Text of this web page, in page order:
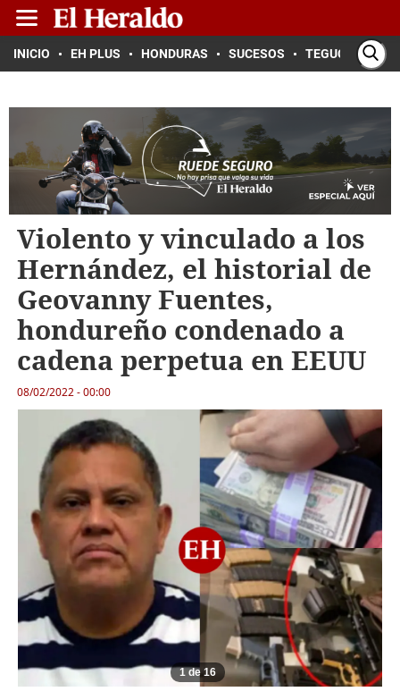
INICIO EH PLUS HONDURAS SUCESOS TEGUCIGALPA
Violento y vinculado a los
Hernández, el historial de
Geovanny Fuentes,
hondureño condenado a
cadena perpetua en EEUU
08/02/2022 - 00:00
1 de 16